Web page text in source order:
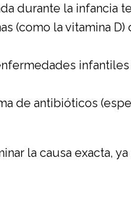
durante la infancia
(como la vitamina
de antibióticos
la causa exacta,